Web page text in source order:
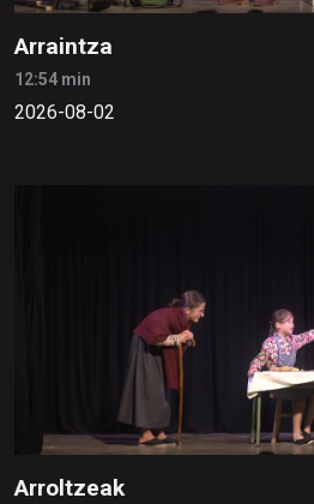
Arraintza
12:54 min
2026-08-02
Arroltzeak